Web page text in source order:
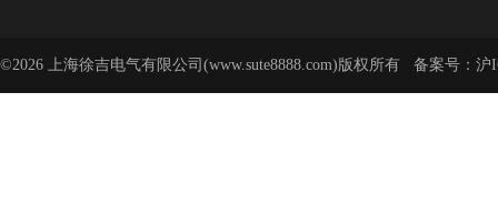
©2026 上海徐吉电气有限公司(www.sute8888.com)版权所有 备案号： 沪